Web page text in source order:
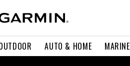
AUTO & HOME MARINE